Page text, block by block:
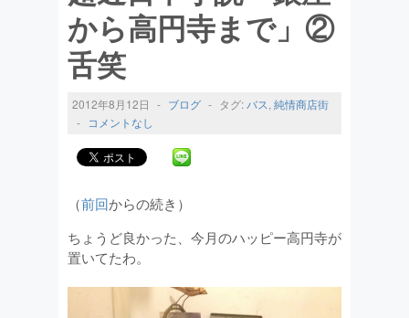
から高円寺まで」②
舌笑
2012年8月12日 - ブログ - タグ: バス, 純情商店街
- コメントなし
（前回からの続き）
ちょうど良かった、今月のハッピー高円寺が
置いてたわ。